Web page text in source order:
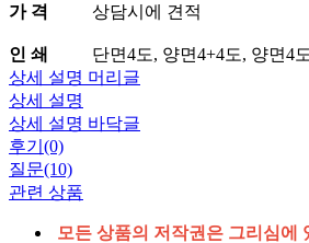
가 격 상담시에 견적
인 쇄
단면4도, 양면4+4도, 양면4
상세 설명 머리글
상세 설명
상세 설명 바닥글
후기(0)
질문(10)
관련 상품
모든 상품의 저작권은 그리심에